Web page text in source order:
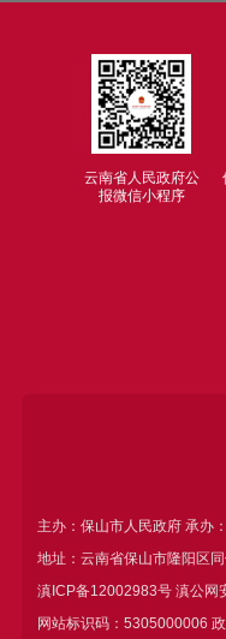
云南省人民政府公
报微信小程序
主办：保山市人民政府 承办
地址：云南省保山市隆阳区
滇ICP备12002983号滇公网
网站标识码：5305000006